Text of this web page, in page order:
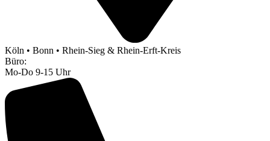
Köln • Bonn • Rhein-Sieg & Rhein-Erft-Kreis
Büro:
Mo-Do 9-15 Uhr